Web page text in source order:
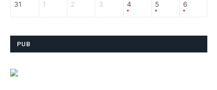
31 1 2 3 4 5 6
PUB